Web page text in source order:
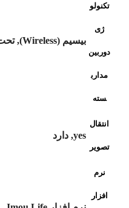
تکنولو
ژی
دوربین
مدارب
سته
بیسیم (Wireless), تحت شبکه ( IP )
انتقال
تصویر
yes, دارد
نرم
افزار